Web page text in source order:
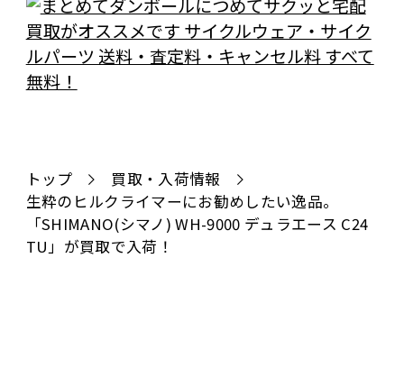
トップ
買取・入荷情報
生粋のヒルクライマーにお勧めしたい逸品。
「SHIMANO(シマノ) WH-9000 デュラエース C24
TU」が買取で入荷！